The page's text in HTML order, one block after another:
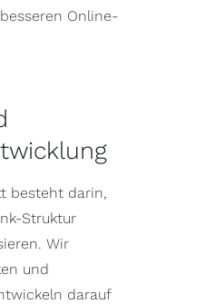
Online-
besteht darin,
Struktur
Wir
und
darauf